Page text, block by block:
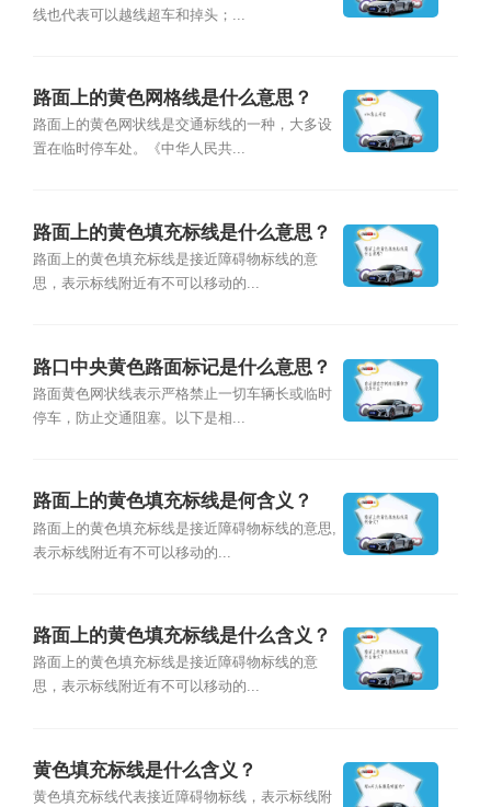
线也代表可以越线超车和掉头；...
路面上的黄色网格线是什么意思？
路面上的黄色网状线是交通标线的一种，大多设
置在临时停车处。《中华人民共...
路面上的黄色填充标线是什么意思？
路面上的黄色填充标线是接近障碍物标线的意
思，表示标线附近有不可以移动的...
路口中央黄色路面标记是什么意思？
路面黄色网状线表示严格禁止一切车辆长或临时
停车，防止交通阻塞。以下是相...
路面上的黄色填充标线是何含义？
路面上的黄色填充标线是接近障碍物标线的意思,
表示标线附近有不可以移动的...
路面上的黄色填充标线是什么含义？
路面上的黄色填充标线是接近障碍物标线的意
思，表示标线附近有不可以移动的...
黄色填充标线是什么含义？
黄色填充标线代表接近障碍物标线，表示标线附